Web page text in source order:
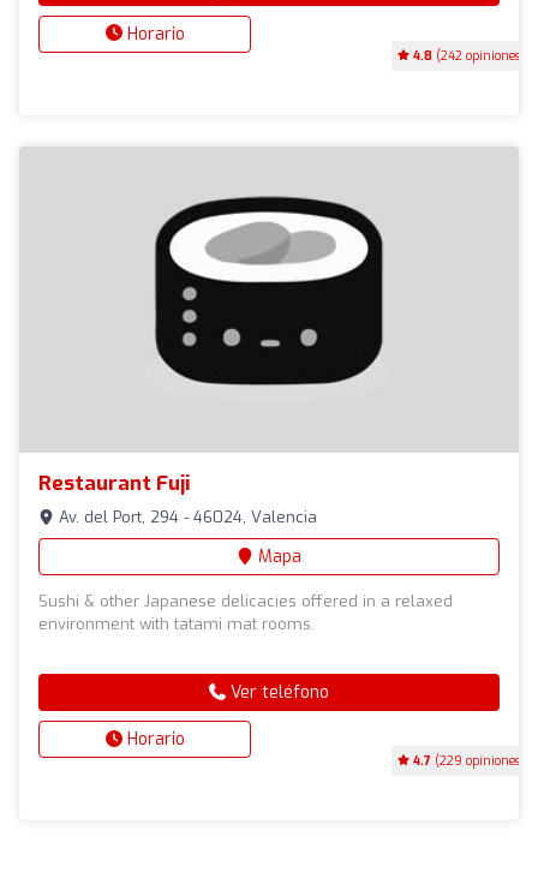
4.8 (242 opiniones)
Horario
Restaurant Fuji
4.7 (229 opiniones)
Av. del Port, 294 - 46024, Valencia
Mapa
Sushi & other Japanese delicacies offered in a relaxed
environment with tatami mat rooms.
Ver teléfono
Horario